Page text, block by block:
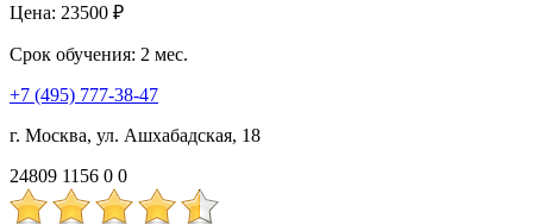
Цена: 23500 ₽
Срок обучения: 2 мес.
+7 (495) 777-38-47
г. Москва, ул. Ашхабадская, 18
24809 1156 0 0